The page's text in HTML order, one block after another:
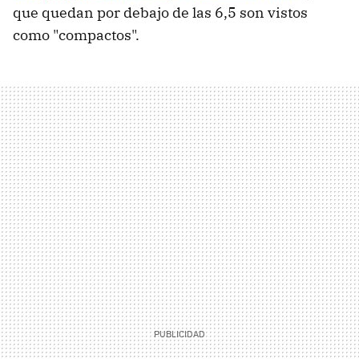
que quedan por debajo de las 6,5 son vistos
como "compactos".